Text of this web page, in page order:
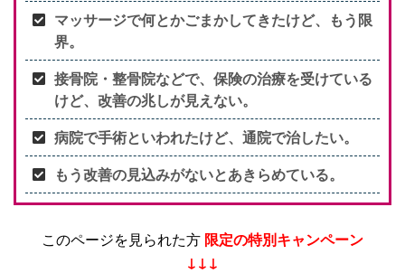
マッサージで何とかごまかしてきたけど、もう限
界。
接骨院・整骨院などで、保険の治療を受けている
けど、改善の兆しが見えない。
病院で手術といわれたけど、通院で治したい。
もう改善の見込みがないとあきらめている。
このページを見られた方 限定の特別キャンペーン
↓↓↓